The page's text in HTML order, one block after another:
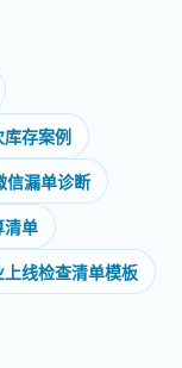
存案例
信漏单诊断
清单
上线检查清单模板